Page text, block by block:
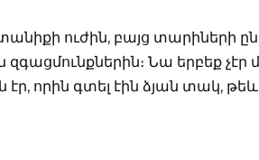
ուժին, բայց տարիների
Նա երբեք չէր
էր, որին գտել էին ձյան տակ,